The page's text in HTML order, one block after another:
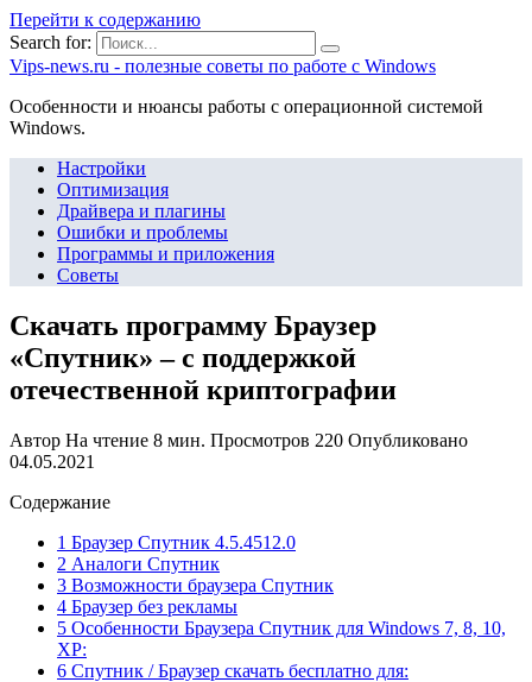
Перейти к содержанию
Search for:
Vips-news.ru - полезные советы по работе с Windows
Особенности и нюансы работы с операционной системой
Windows.
Настройки
Оптимизация
Драйвера и плагины
Ошибки и проблемы
Программы и приложения
Советы
Скачать программу Браузер
«Спутник» – с поддержкой
отечественной криптографии
Автор На чтение 8 мин. Просмотров 220 Опубликовано
04.05.2021
Содержание
1 Браузер Спутник 4.5.4512.0
2 Аналоги Спутник
3 Возможности браузера Спутник
4 Браузер без рекламы
5 Особенности Браузера Спутник для Windows 7, 8, 10,
XP:
6 Спутник / Браузер скачать бесплатно для: